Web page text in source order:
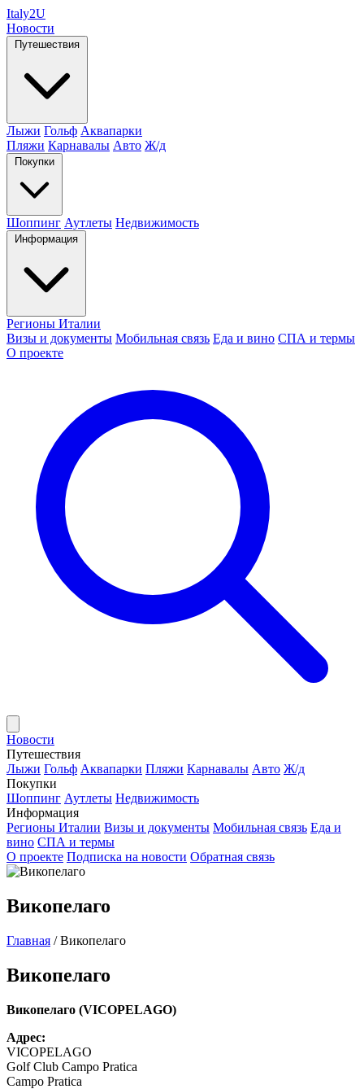
Italy2U
Новости
Путешествия
Лыжи Гольф Аквапарки
Пляжи Карнавалы Авто Ж/д
Покупки
Шоппинг Аутлеты Недвижимость
Информация
Регионы Италии
Визы и документы Мобильная связь Еда и вино СПА и термы
О проекте
Новости
Путешествия
Лыжи Гольф Аквапарки Пляжи Карнавалы Авто Ж/д
Покупки
Шоппинг Аутлеты Недвижимость
Информация
Регионы Италии Визы и документы Мобильная связь Еда и
вино СПА и термы
О проекте Подписка на новости Обратная связь
Викопелаго
Главная / Викопелаго
Викопелаго
Викопелаго (VICOPELAGO)
Адрес:
VICOPELAGO
Golf Club Campo Pratica
Campo Pratica